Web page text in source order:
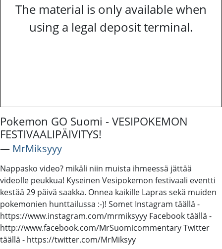
The material is only available when
using a legal deposit terminal.
Pokemon GO Suomi - VESIPOKEMON
FESTIVAALIPÄIVITYS!
― MrMiksyyy
Nappasko video? mikäli niin muista ihmeessä jättää
videolle peukkua! Kyseinen Vesipokemon festivaali eventti
kestää 29 päivä saakka. Onnea kaikille Lapras sekä muiden
pokemonien hunttailussa :-)! Somet Instagram täällä -
https://www.instagram.com/mrmiksyyy Facebook täällä -
http://www.facebook.com/MrSuomicommentary Twitter
täällä - https://twitter.com/MrMiksyy